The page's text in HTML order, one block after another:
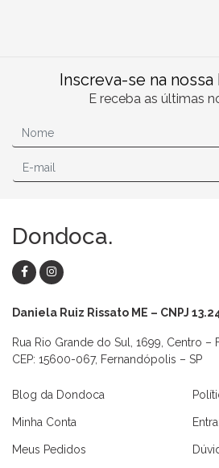
Inscreva-se na
E receba as últimas
Dondoca.
Daniela Ruiz Rissato ME – CNPJ
Rua Rio Grande do Sul, 1699, Centro –
CEP: 15600-067, Fernandópolis – SP
Blog da Dondoca
Minha Conta
Meus Pedidos